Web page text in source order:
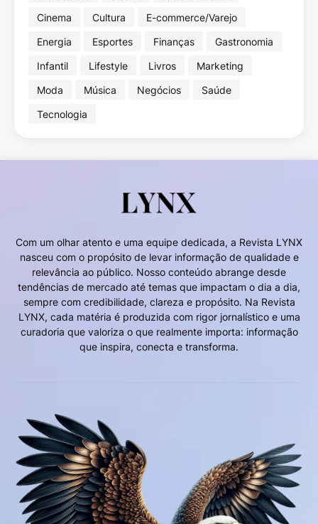
Cinema
Cultura
E-commerce/Varejo
Energia
Esportes Finanças
Gastronomia
Infantil
Lifestyle Livros
Marketing
Moda
Música Negócios
Saúde
Tecnologia
Com um olhar atento e uma equipe dedicada, a Revista LYNX
nasceu com o propósito de levar informação de qualidade e
relevância ao público. Nosso conteúdo abrange desde
tendências de mercado até temas que impactam o dia a dia,
sempre com credibilidade, clareza e propósito. Na Revista
LYNX, cada matéria é produzida com rigor jornalístico e uma
curadoria que valoriza o que realmente importa: informação
que inspira, conecta e transforma.